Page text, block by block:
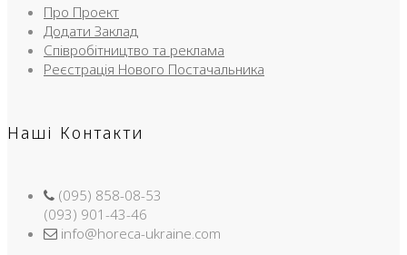
Про Проект
Додати Заклад
Співробітництво та реклама
Реєстрація Нового Постачальника
Наші Контакти
(095) 858-08-53
(093) 901-43-46
info@horeca-ukraine.com